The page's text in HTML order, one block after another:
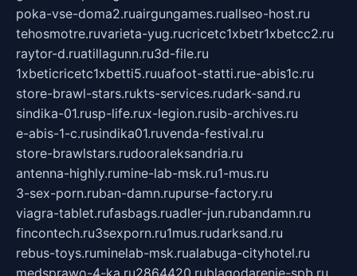
poka-vse-doma2.ruairgungames.ruallseo-host.ru
tehosmotre.ruvarieta-yug.rucricetc1xbetr1xbetcc2.ru
raytor-d.ruatillagunn.ru3d-file.ru
1xbeticricetc1xbetti5.ruuafoot-statti.rue-abis1c.ru
store-brawl-stars.rukts-services.rudark-sand.ru
sindika-01.rusp-life.rux-legion.rusib-archives.ru
e-abis-1-c.rusindika01.ruvenda-festival.ru
store-brawlstars.rudooraleksandria.ru
antenna-highly.rumine-lab-msk.ru1-mus.ru
3-sex-porn.ruban-damn.rupurse-factory.ru
viagra-tablet.rufasbags.ruadler-jun.rubandamn.ru
fincontech.ru3sexporn.ru1mus.rudarksand.ru
rebus-toys.ruminelab-msk.rualabuga-cityhotel.ru
medsprawo-4-ka.ru2864420.rublagodarenie-spb.ru